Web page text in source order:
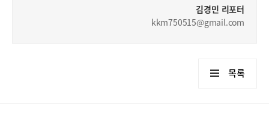
김경민 리포터
kkm750515@gmail.com
목록